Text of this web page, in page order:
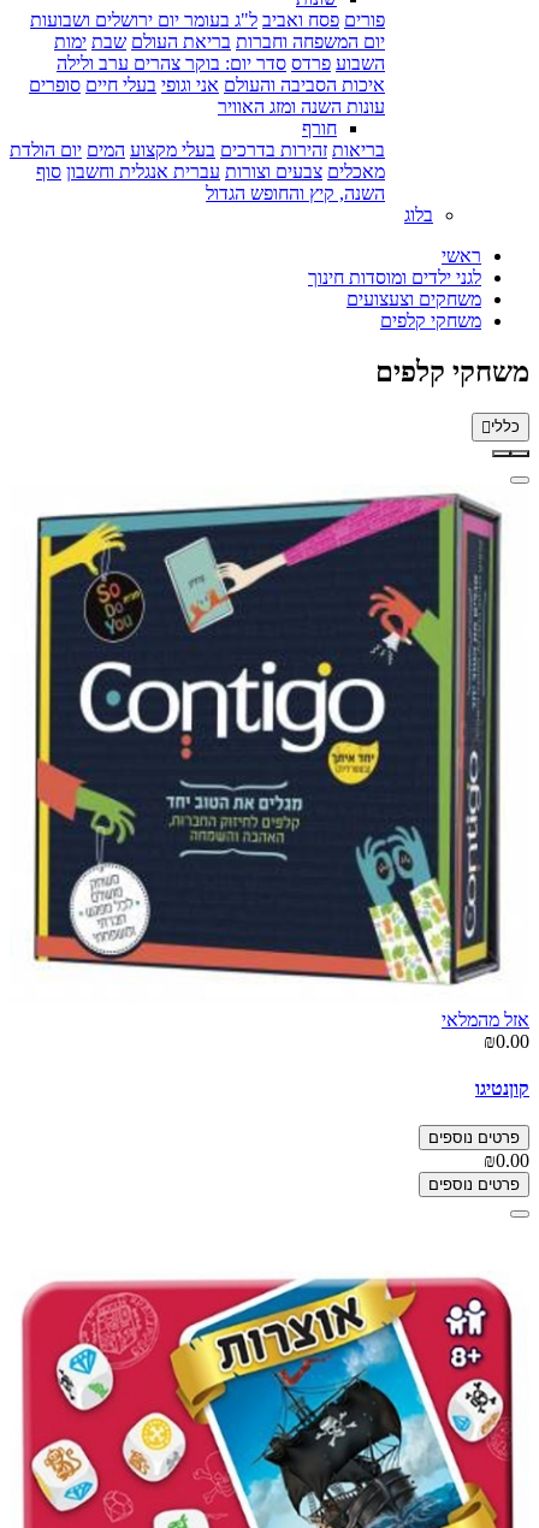
פורים פסח ואביב ל"ג בעומר יום ירושלים ושבועות
יום המשפחה וחברות בריאת העולם שבת ימות
השבוע פרדס סדר יום: בוקר צהרים ערב ולילה
איכות הסביבה והעולם אני וגופי בעלי חיים סופרים
עונות השנה ומזג האוויר
חורף
בריאות זהירות בדרכים בעלי מקצוע המים יום הולדת
מאכלים צבעים וצורות עברית אנגלית וחשבון סוף
השנה, קיץ והחופש הגדול
בלוג
ראשי
לגני ילדים ומוסדות חינוך
משחקים וצעצועים
משחקי קלפים
משחקי קלפים
כללי
אזל מהמלאי
₪0.00
קוןנטיגו
פרטים נוספים
₪0.00
פרטים נוספים